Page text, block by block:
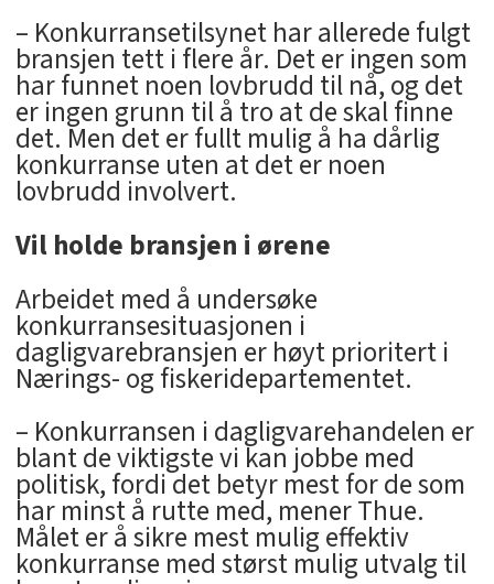
– Konkurransetilsynet har allerede fulgt
bransjen tett i flere år. Det er ingen som
har funnet noen lovbrudd til nå, og det
er ingen grunn til å tro at de skal finne
det. Men det er fullt mulig å ha dårlig
konkurranse uten at det er noen
lovbrudd involvert.
Vil holde bransjen i ørene
Arbeidet med å undersøke
konkurransesituasjonen i
dagligvarebransjen er høyt prioritert i
Nærings- og fiskeridepartementet.
– Konkurransen i dagligvarehandelen er
blant de viktigste vi kan jobbe med
politisk, fordi det betyr mest for de som
har minst å rutte med, mener Thue.
Målet er å sikre mest mulig effektiv
konkurranse med størst mulig utvalg til